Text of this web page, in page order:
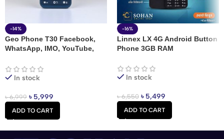
-14%
Geo Phone T30 Facebook,
WhatsApp, IMO, YouTube,
Android Button Feature
Phone Price In Bangladesh
In stock
৳6,999 ৳ 5,999
ADD TO CART
-16%
Linnex LX 4G Android Button
Phone 3GB RAM
In stock
৳6,550 ৳ 5,499
ADD TO CART